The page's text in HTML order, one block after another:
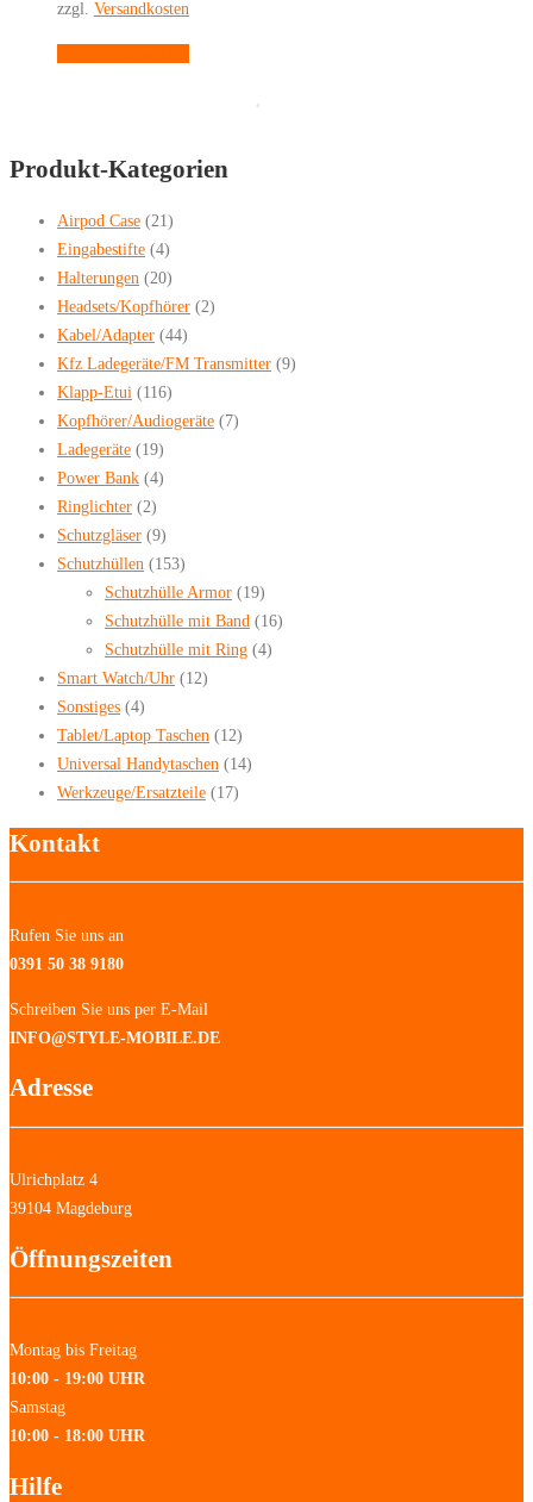
können
auf
werden
zzgl. Versandkosten
Varianten
auf
Produktseite
werden
Produkt-Kategorien
Airpod Case (21)
Eingabestifte (4)
Halterungen (20)
Headsets/Kopfhörer (2)
Kabel/Adapter (44)
Kfz Ladegeräte/FM Transmitter (9)
Klapp-Etui (116)
Kopfhörer/Audiogeräte (7)
Ladegeräte (19)
Power Bank (4)
Ringlichter (2)
Schutzgläser (9)
Schutzhüllen (153)
Schutzhülle Armor (19)
Schutzhülle mit Band (16)
Schutzhülle mit Ring (4)
Smart Watch/Uhr (12)
Sonstiges (4)
Tablet/Laptop Taschen (12)
Universal Handytaschen (14)
Werkzeuge/Ersatzteile (17)
Kontakt
Rufen Sie uns an
0391 50 38 9180
Schreiben Sie uns per E-Mail
INFO@STYLE-MOBILE.DE
Adresse
Ulrichplatz 4
39104 Magdeburg
Öffnungszeiten
Montag bis Freitag
10:00 - 19:00 UHR
Samstag
10:00 - 18:00 UHR
Hilfe